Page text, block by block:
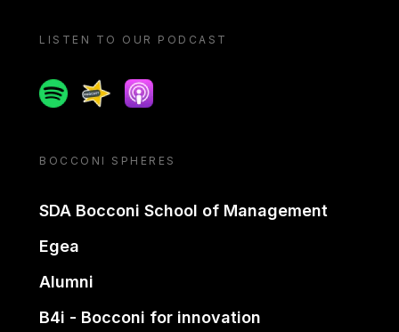
LISTEN TO OUR PODCAST
SpotifySpreakerApple podcast
BOCCONI SPHERES
SDA Bocconi School of Management
Egea
Alumni
B4i - Bocconi for innovation